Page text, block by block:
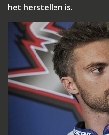
het herstellen is.